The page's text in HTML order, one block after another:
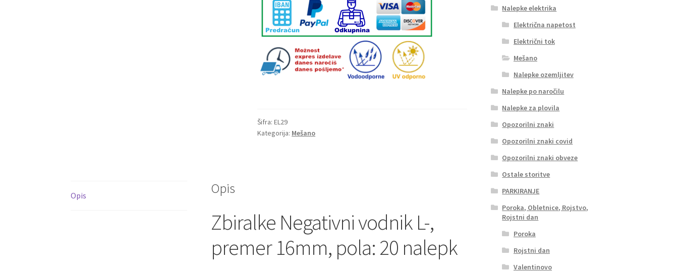
premer
16mm,
pola:
nalepk
količina
Šifra:EL29
Kategorija: Mešano
Opis Opis
Zbiralke Negativni vodnik L-,
premer 16mm, pola: 20 nalepk
Nalepke elektrika
Električna napetost
Električni tok
Mešano
Nalepke ozemljitev
Nalepke po naročilu
Nalepke za plovila
Opozorilni znaki
Opozorilni znaki covid
Opozorilni znaki obveze
Ostale storitve
PARKIRANJE
Poroka, Obletnice, Rojstvo,
Rojstni dan
Poroka
Rojstni dan
Valentinovo